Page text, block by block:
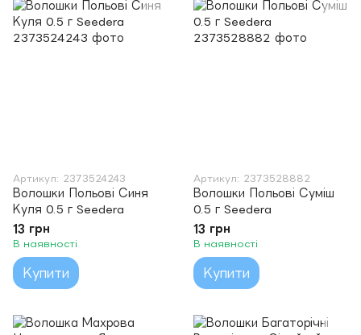
Артикул: 2373524243
Волошки Польові Синя
Куля 0.5 г Seedera
13 грн
В наявності
Купити
Артикул: 2373528882
Волошки Польові Суміш
0.5 г Seedera
13 грн
В наявності
Купити